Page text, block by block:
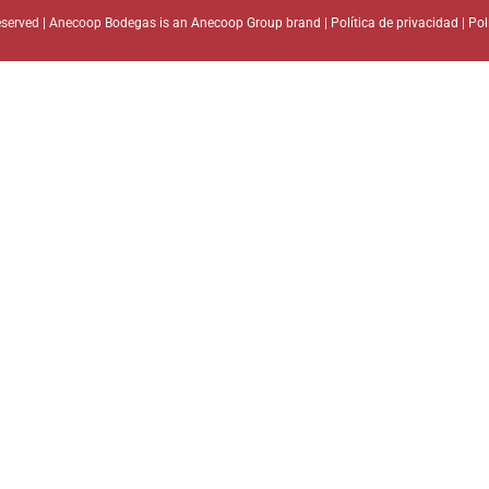
| Anecoop Bodegas is an Anecoop Group brand | Política de privacidad |